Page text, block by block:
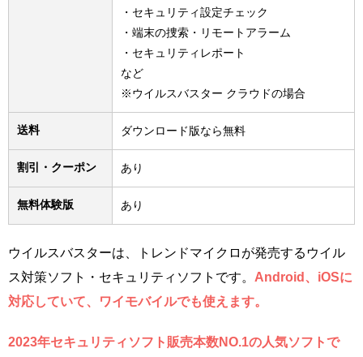
・セキュリティ設定チェック
・端末の捜索・リモートアラーム
・セキュリティレポート
など
※ウイルスバスター クラウドの場合
送料 ダウンロード版なら無料
割引・クーポン あり
無料体験版 あり
ウイルスバスターは、トレンドマイクロが発売するウイル
ス対策ソフト・セキュリティソフトです。 Android、iOSに
対応していて、ワイモバイルでも使えます。
2023年セキュリティソフト販売本数NO.1の人気ソフトで